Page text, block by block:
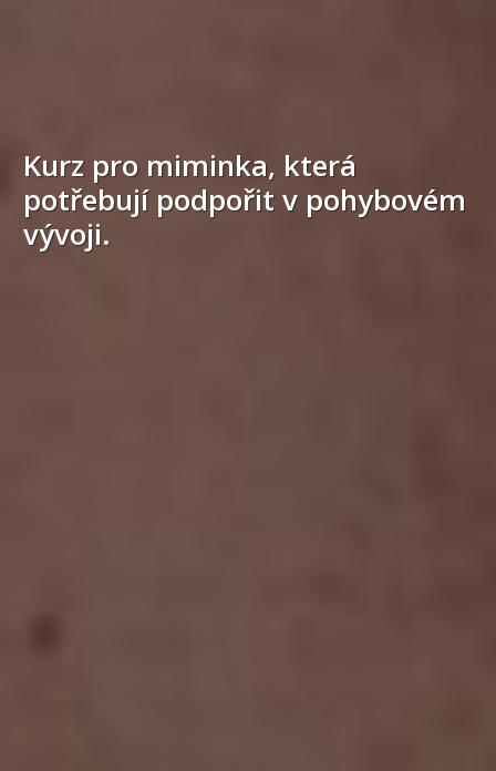
Kurz pro miminka, která
potřebují podpořit v pohybovém
vývoji.